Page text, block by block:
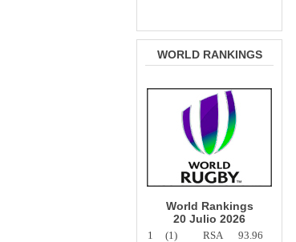
WORLD RANKINGS
World Rankings
20 Julio 2026
1 (1) RSA
93.96